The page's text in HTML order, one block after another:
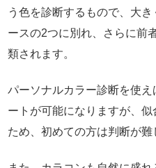
う色を診断するもので、大
ースの2つに別れ、さらに前
類されます。
パーソナルカラー診断を使
ートが可能になりますが、
ため、初めての方は判断が難